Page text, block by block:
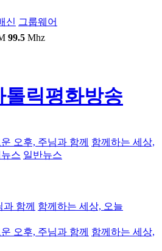
신 그룹웨어
99.5 Mhz
오후, 주님과 함께 함께하는 세상,
스 일반뉴스
함께 함께하는 세상, 오늘
오후, 주님과 함께 함께하는 세상,